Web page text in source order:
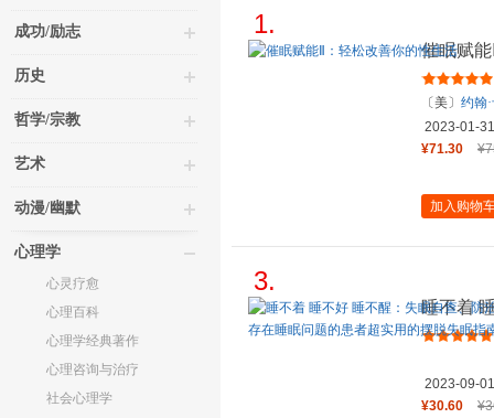
成功/励志
历史
哲学/宗教
艺术
动漫/幽默
心理学
心灵疗愈
心理百科
心理学经典著作
心理咨询与治疗
社会心理学
1.
催眠赋
〔美〕 约翰
2023-01-31
¥71.30
加入购物
3.
睡不着
普手册
2023-09-01
¥30.60